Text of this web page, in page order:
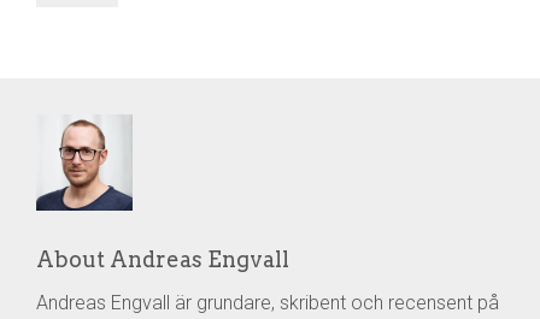
About Andreas Engvall
Andreas Engvall är grundare, skribent och recensent på